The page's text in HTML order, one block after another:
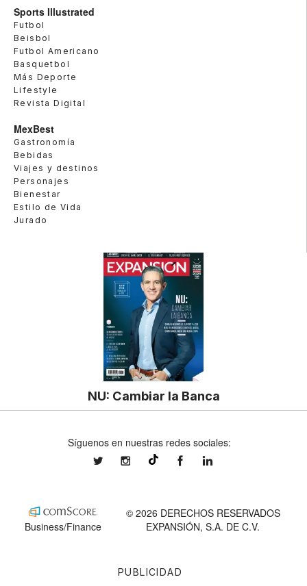
Sports Illustrated
Futbol
Beisbol
Futbol Americano
Basquetbol
Más Deporte
Lifestyle
Revista Digital
MexBest
Gastronomía
Bebidas
Viajes y destinos
Personajes
Bienestar
Estilo de Vida
Jurado
NU: Cambiar la Banca
PUBLICIDAD
Síguenos en nuestras redes sociales:
expansionmxexpansionmx ExpansionMex
Business/Finance
© 2026 DERECHOS RESERVADOS
EXPANSIÓN, S.A. DE C.V.